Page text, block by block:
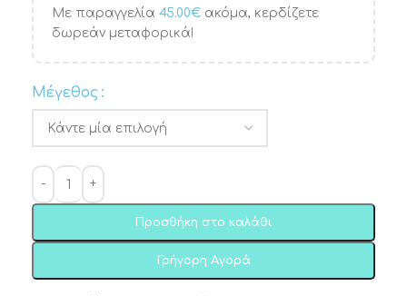
Με παραγγελία 45.00€ ακόμα, κερδίζετε
δωρεάν μεταφορικά!
Μέγεθος
Προσθήκη στο καλάθι
Γρήγορη Αγορά